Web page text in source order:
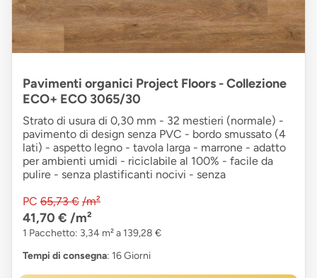
Pavimenti organici Project Floors - Collezione
ECO+ ECO 3065/30
Strato di usura di 0,30 mm - 32 mestieri (normale) -
pavimento di design senza PVC - bordo smussato (4
lati) - aspetto legno - tavola larga - marrone - adatto
per ambienti umidi - riciclabile al 100% - facile da
pulire - senza plastificanti nocivi - senza
PC 65,73 € /m²
41,70 € /m²
1 Pacchetto: 3,34 m² a 139,28 €
Tempi di consegna: 16 Giorni